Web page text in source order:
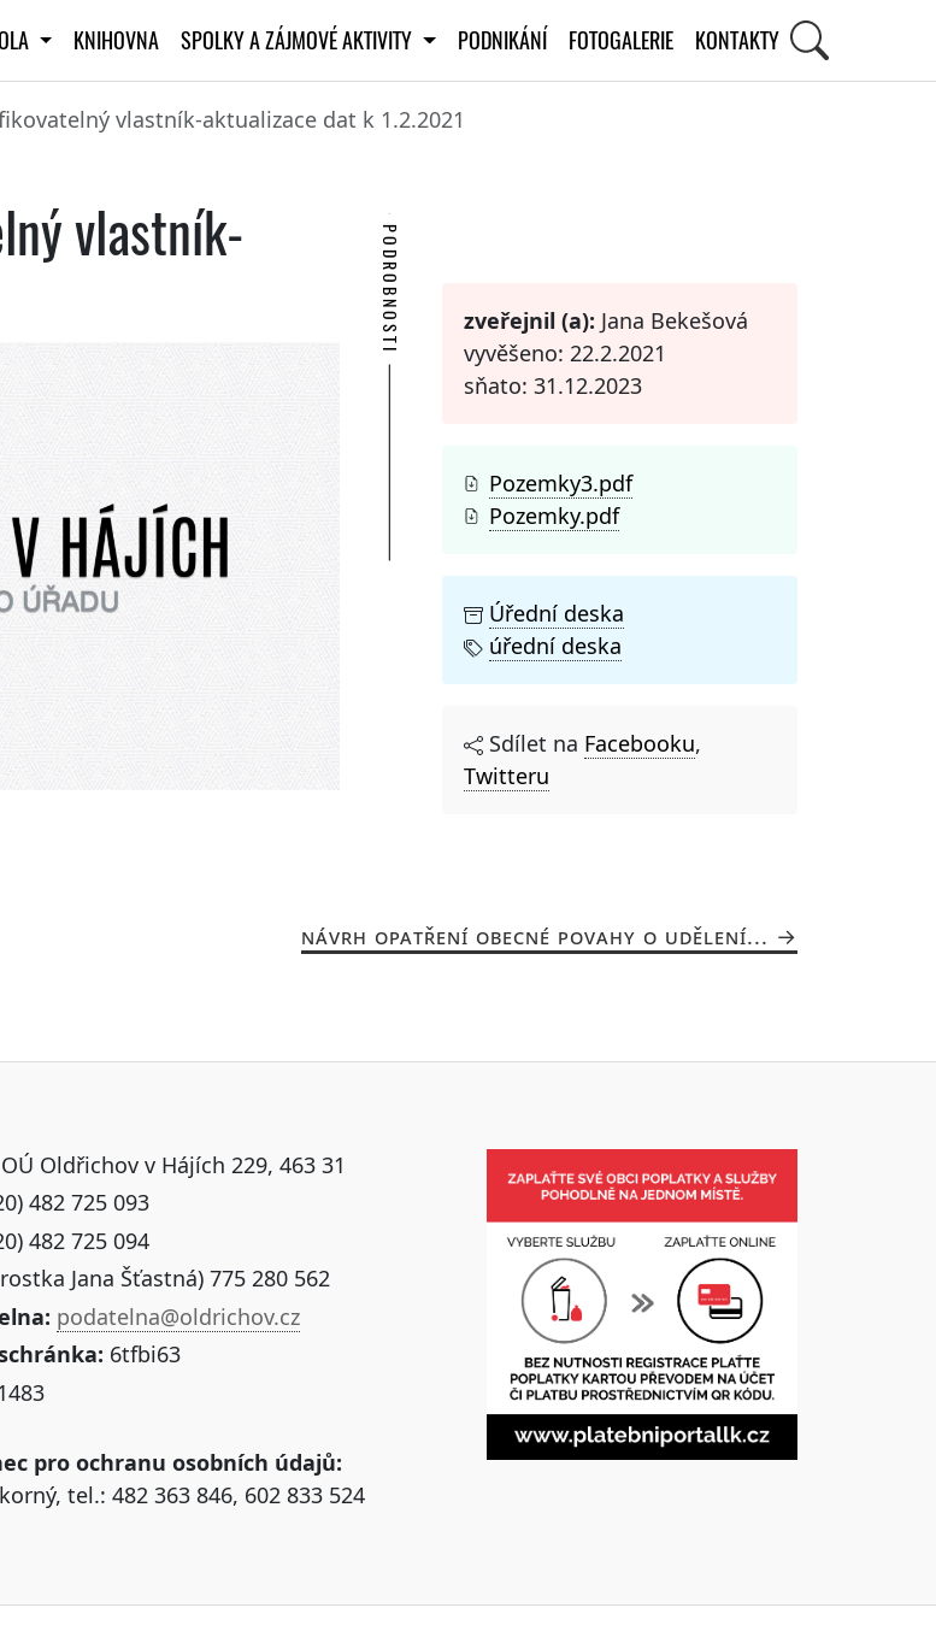
KNIHOVNA SPOLKY A ZÁJMOVÉ AKTIVITY PODNIKÁNÍ FOTOGALERIE KONTAKTY
vlastník-aktualizace dat k 1.2.2021
vlastník-
PODROBNOSTI zveřejnil (a): Jana Bekešová
vyvěšeno: 22.2.2021
sňato: 31.12.2023
Pozemky3.pdf
Pozemky.pdf
Úřední deska
úřední deska
Sdílet na Facebooku,
Twitteru
NÁVRH OPATŘENÍ OBECNÉ POVAHY O UDĚLENÍ...
OÚ Oldřichov v Hájích 229, 463 31
482 725 093
482 725 094
Jana Šťastná) 775 280 562
podatelna@oldrichov.cz
6tfbi63
pro ochranu osobních údajů:
tel.: 482 363 846, 602 833 524